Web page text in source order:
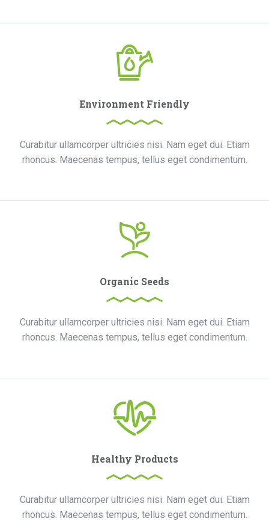
Environment Friendly
Curabitur ullamcorper ultricies nisi. Nam eget dui. Etiam
rhoncus. Maecenas tempus, tellus eget condimentum.
Organic Seeds
Curabitur ullamcorper ultricies nisi. Nam eget dui. Etiam
rhoncus. Maecenas tempus, tellus eget condimentum.
Healthy Products
Curabitur ullamcorper ultricies nisi. Nam eget dui. Etiam
rhoncus. Maecenas tempus, tellus eget condimentum.